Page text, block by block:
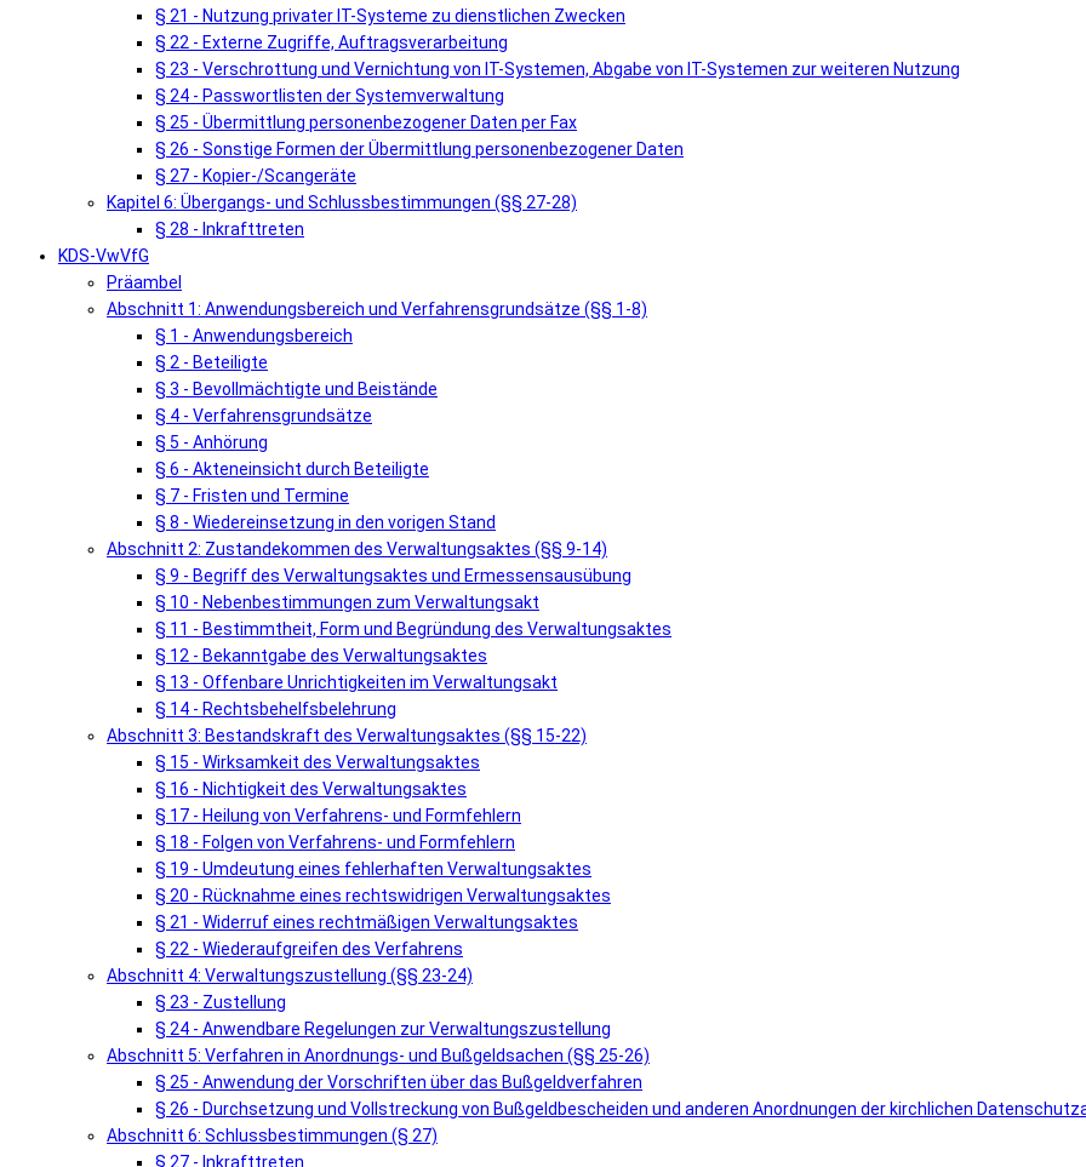
§ 21 - Nutzung privater IT-Systeme zu dienstlichen Zwecken
§ 22 - Externe Zugriffe, Auftragsverarbeitung
§ 23 - Verschrottung und Vernichtung von IT-Systemen, Abgabe von IT-Systemen zur weiteren Nutzung
§ 24 - Passwortlisten der Systemverwaltung
§ 25 - Übermittlung personenbezogener Daten per Fax
§ 26 - Sonstige Formen der Übermittlung personenbezogener Daten
§ 27 - Kopier-/Scangeräte
Kapitel 6: Übergangs- und Schlussbestimmungen (§§ 27-28)
§ 28 - Inkrafttreten
KDS-VwVfG
Präambel
Abschnitt 1: Anwendungsbereich und Verfahrensgrundsätze (§§ 1-8)
§ 1 - Anwendungsbereich
§ 2 - Beteiligte
§ 3 - Bevollmächtigte und Beistände
§ 4 - Verfahrensgrundsätze
§ 5 - Anhörung
§ 6 - Akteneinsicht durch Beteiligte
§ 7 - Fristen und Termine
§ 8 - Wiedereinsetzung in den vorigen Stand
Abschnitt 2: Zustandekommen des Verwaltungsaktes (§§ 9-14)
§ 9 - Begriff des Verwaltungsaktes und Ermessensausübung
§ 10 - Nebenbestimmungen zum Verwaltungsakt
§ 11 - Bestimmtheit, Form und Begründung des Verwaltungsaktes
§ 12 - Bekanntgabe des Verwaltungsaktes
§ 13 - Offenbare Unrichtigkeiten im Verwaltungsakt
§ 14 - Rechtsbehelfsbelehrung
Abschnitt 3: Bestandskraft des Verwaltungsaktes (§§ 15-22)
§ 15 - Wirksamkeit des Verwaltungsaktes
§ 16 - Nichtigkeit des Verwaltungsaktes
§ 17 - Heilung von Verfahrens- und Formfehlern
§ 18 - Folgen von Verfahrens- und Formfehlern
§ 19 - Umdeutung eines fehlerhaften Verwaltungsaktes
§ 20 - Rücknahme eines rechtswidrigen Verwaltungsaktes
§ 21 - Widerruf eines rechtmäßigen Verwaltungsaktes
§ 22 - Wiederaufgreifen des Verfahrens
Abschnitt 4: Verwaltungszustellung (§§ 23-24)
§ 23 - Zustellung
§ 24 - Anwendbare Regelungen zur Verwaltungszustellung
Abschnitt 5: Verfahren in Anordnungs- und Bußgeldsachen (§§ 25-26)
§ 25 - Anwendung der Vorschriften über das Bußgeldverfahren
§ 26 - Durchsetzung und Vollstreckung von Bußgeldbescheiden und anderen Anordnungen der kirchlichen
Abschnitt 6: Schlussbestimmungen (§ 27)
§ 27 - Inkrafttreten